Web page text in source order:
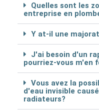
Quelles sont les
entreprise en
Y at-il une
J'ai besoin d'un
pourriez-vous m'en
Vous avez la
d'eau invisible
radiateurs?